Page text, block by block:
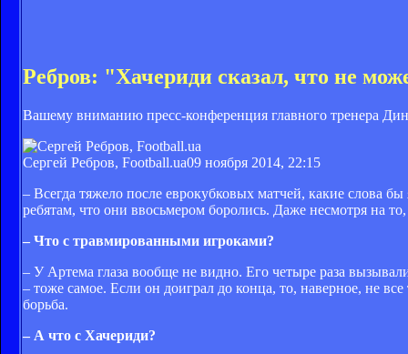
Ребров: "Хачериди сказал, что не
Вашему вниманию пресс-конференция главного тренера
Сергей Ребров, Football.ua09 ноября 2014, 22:15
– Всегда тяжело после еврокубковых матчей, какие слова
ребятам, что они ввосьмером боролись. Даже несмотря на
– Что с травмированными игроками?
– У Артема глаза вообще не видно. Его четыре раза
– тоже самое. Если он доиграл до конца, то, наверное, не
борьба.
– А что с Хачериди?